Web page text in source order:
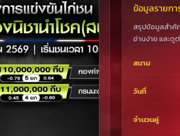
ข้อมูลรายก
สรุปข้อมูลสำคั
อ่านง่าย และดู
สนาม
วันที่
จำนวนคู่